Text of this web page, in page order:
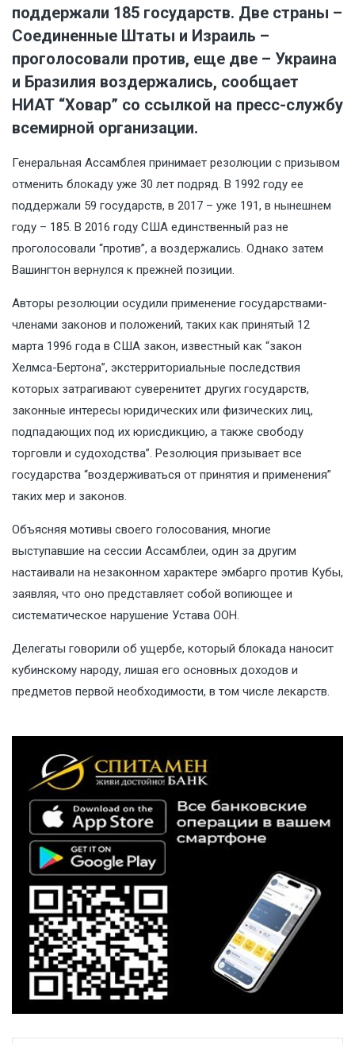
поддержали 185 государств. Две страны –
Соединенные Штаты и Израиль –
проголосовали против, еще две – Украина
и Бразилия воздержались, сообщает
НИАТ “Ховар” со ссылкой на пресс-службу
всемирной организации.
Генеральная Ассамблея принимает резолюции с призывом
отменить блокаду уже 30 лет подряд. В 1992 году ее
поддержали 59 государств, в 2017 – уже 191, в нынешнем
году – 185. В 2016 году США единственный раз не
проголосовали “против”, а воздержались. Однако затем
Вашингтон вернулся к прежней позиции.
Авторы резолюции осудили применение государствами-
членами законов и положений, таких как принятый 12
марта 1996 года в США закон, известный как “закон
Хелмса-Бертона”, экстерриториальные последствия
которых затрагивают суверенитет других государств,
законные интересы юридических или физических лиц,
подпадающих под их юрисдикцию, а также свободу
торговли и судоходства”. Резолюция призывает все
государства “воздерживаться от принятия и применения”
таких мер и законов.
Объясняя мотивы своего голосования, многие
выступавшие на сессии Ассамблеи, один за другим
настаивали на незаконном характере эмбарго против Кубы,
заявляя, что оно представляет собой вопиющее и
систематическое нарушение Устава ООН.
Делегаты говорили об ущербе, который блокада наносит
кубинскому народу, лишая его основных доходов и
предметов первой необходимости, в том числе лекарств.